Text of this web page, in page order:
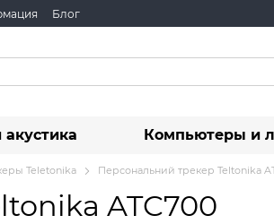
Блог
Компьютеры и
Teletonika Персональний трекер Teltonika
ATC700